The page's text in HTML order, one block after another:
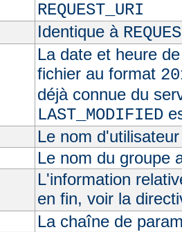
REQUEST_URI
Identique à
La date et heure
fichier au format
déjà connue du
LAST_MODIFIED
Le nom
Le nom du groupe
L'information
en fin, voir la
La chaîne de